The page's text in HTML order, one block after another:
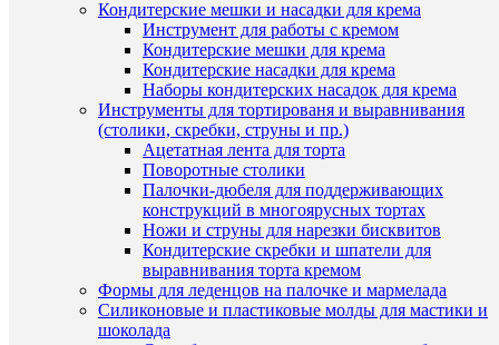
Кондитерские мешки и насадки для крема
Инструмент для работы с кремом
Кондитерские мешки для крема
Кондитерские насадки для крема
Наборы кондитерских насадок для крема
Инструменты для тортированя и выравнивания
(столики, скребки, струны и пр.)
Ацетатная лента для торта
Поворотные столики
Палочки-дюбеля для поддерживающих
конструкций в многоярусных тортах
Ножи и струны для нарезки бисквитов
Кондитерские скребки и шпатели для
выравнивания торта кремом
Формы для леденцов на палочке и мармелада
Силиконовые и пластиковые молды для мастики и
шоколада
гр.